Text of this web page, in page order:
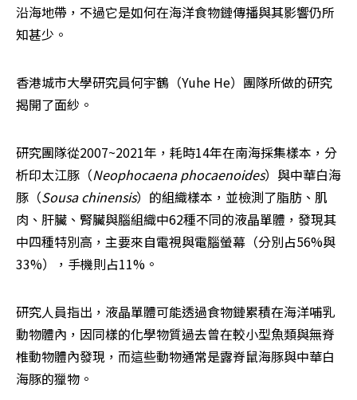
沿海地帶，不過它是如何在海洋食物鏈傳播與其影響仍所
知甚少。
香港城市大學研究員何宇鶴（Yuhe He）團隊所做的研究
揭開了面紗。
研究團隊從2007~2021年，耗時14年在南海採集樣本，分
析印太江豚（Neophocaena phocaenoides）與中華白海
豚（Sousa chinensis）的組織樣本，並檢測了脂肪、肌
肉、肝臟、腎臟與腦組織中62種不同的液晶單體，發現其
中四種特別高，主要來自電視與電腦螢幕（分別占56%與
33%），手機則占11%。
研究人員指出，液晶單體可能透過食物鏈累積在海洋哺乳
動物體內，因同樣的化學物質過去曾在較小型魚類與無脊
椎動物體內發現，而這些動物通常是露脊鼠海豚與中華白
海豚的獵物。